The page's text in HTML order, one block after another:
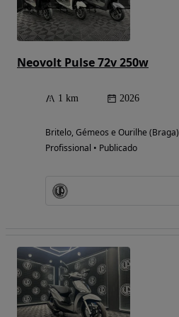
Neovolt Pulse 72v 250w
1 km 2026
Britelo, Gémeos e Ourilhe (Braga)
Profissional • Publicado